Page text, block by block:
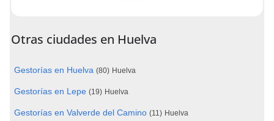
Otras ciudades en Huelva
Gestorías en Huelva (80) Huelva
Gestorías en Lepe (19) Huelva
Gestorías en Valverde del Camino (11) Huelva